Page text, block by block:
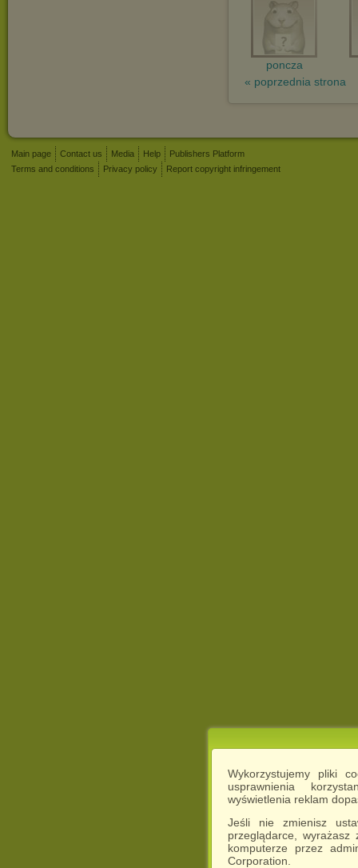
Wykorzystujemy pliki
usprawnienia
wyświetlenia reklam
Jeśli nie zmienisz
przeglądarce,
komputerze przez
Corporation.
poncza
« poprzednia strona
Main page Contact us Media Help
Publishers Platform
Terms and conditions
Privacy policy Report copyright infringement